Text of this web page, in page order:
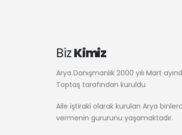
BizKimiz
Arya Danışmanlık 2000 yılı Mart
Toptaş tarafından kuruldu
Aile iştiraki olarak kurulan Arya
vermenin gururunu yaşamaktadır.